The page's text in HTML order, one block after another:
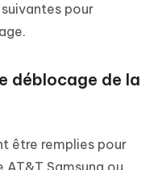
pour
déblocage de la
être remplies pour